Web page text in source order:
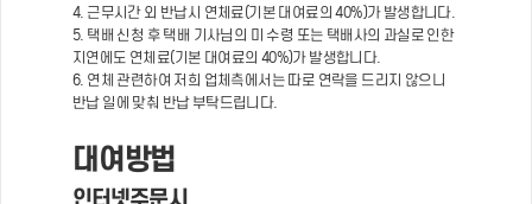
4. 근무시간 외 반납시 연체료(기본 대여료의 40%)가 발생합니다.
5. 택배 신청 후 택배 기사님의 미 수령 또는 택배사의 과실로 인한
지연에도 연체료(기본 대여료의 40%)가 발생합니다.
6. 연체 관련하여 저희 업체측에서는 따로 연락을 드리지 않으니
반납 일에 맞춰 반납 부탁드립니다.
대여방법
인터넷주문시